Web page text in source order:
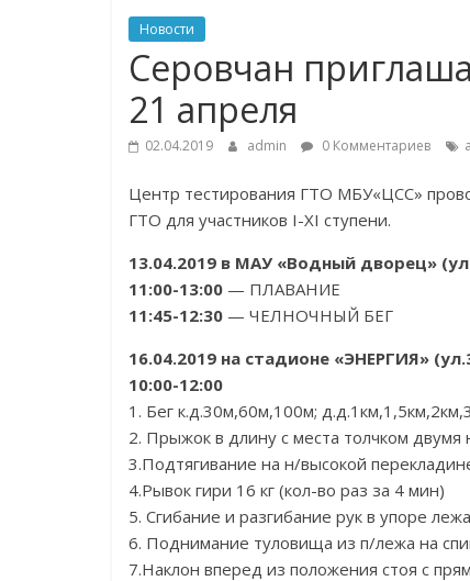
Новости
Серовчан
21 апреля
02.04.2019 admin 0 Комментариев
Центр тестирования ГТО МБУ«ЦСС»
ГТО для участников I-XI ступени.
13.04.2019 в МАУ «Водный дворец»
11:00-13:00 — ПЛАВАНИЕ
11:45-12:30 — ЧЕЛНОЧНЫЙ БЕГ
16.04.2019 на стадионе «ЭНЕРГИЯ»
10:00-12:00
1. Бег к.д.30м,60м,100м;
2. Прыжок в длину с места толчком двумя
3.Подтягивание на н/высокой
4.Рывок гири 16 кг (кол-во раз за 4 мин)
5. Сгибание и разгибание рук в упоре
6. Поднимание туловища из п/лежа на
7.Наклон вперед из положения стоя с